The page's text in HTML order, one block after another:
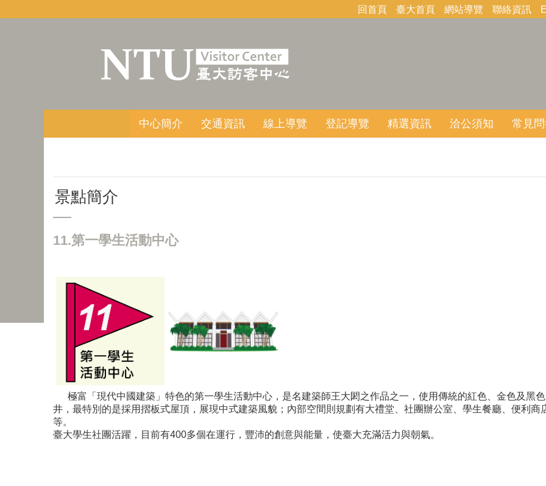
回首頁 臺大首頁 網站導覽 聯絡資訊
中心簡介 交通資訊 線上導覽 登記導覽 精選資訊 洽公須知 常見
景點簡介
11.第一學生活動中心
極富「現代中國建築」特色的第一學生活動中心，是名建築師王大閎之作品之一，使用傳統的紅色、金色及黑
井，最特別的是採用摺板式屋頂，展現中式建築風貌；內部空間則規劃有大禮堂、社團辦公室、學生餐廳、便利商
等。
臺大學生社團活躍，目前有400多個在運行，豐沛的創意與能量，使臺大充滿活力與朝氣。